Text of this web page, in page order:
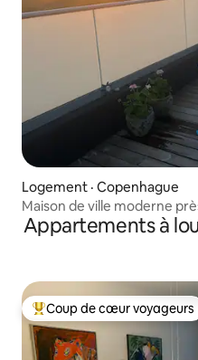
Logement · Copenhague
Maison de ville moderne
Appartements à
Coup de cœur voyageurs
Coup de cœur voyageurs